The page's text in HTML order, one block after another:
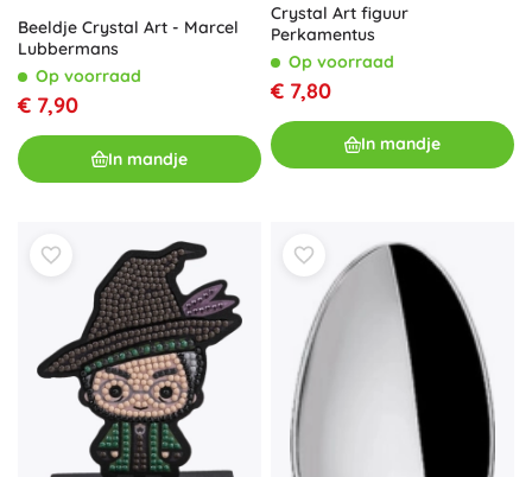
Beeldje Crystal Art - Marcel
Lubbermans
Op voorraad
€ 7,90
In mandje
Crystal Art figuur
Perkamentus
Op voorraad
€ 7,80
In mandje